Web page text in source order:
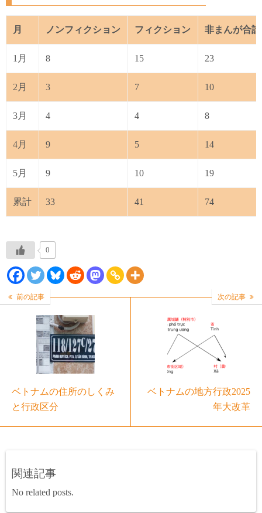
月 ノンフィクション フィクション 非まんが合計
1月 8 15 23
2月 3 7 10
3月 4 4 8
4月 9 5 14
5月 9 10 19
累計 33 41 74
0
前の記事
ベトナムの住所のしくみ
と行政区分
次の記事
ベトナムの地方行政2025
年大改革
関連記事
No related posts.